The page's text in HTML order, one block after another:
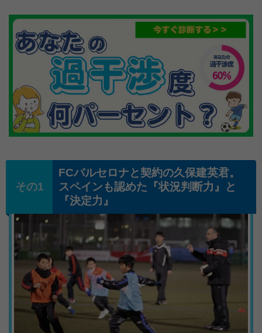
FCバルセロナと契約の久保建英君。
スペインも認めた『状況判断力』と
『決定力』